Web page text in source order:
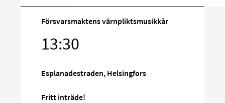
Försvarsmaktens värnpliktsmusikkår
13:30
Esplanadestraden, Helsingfors
Fritt inträde!